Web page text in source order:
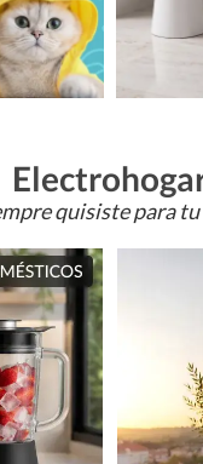
quisiste para